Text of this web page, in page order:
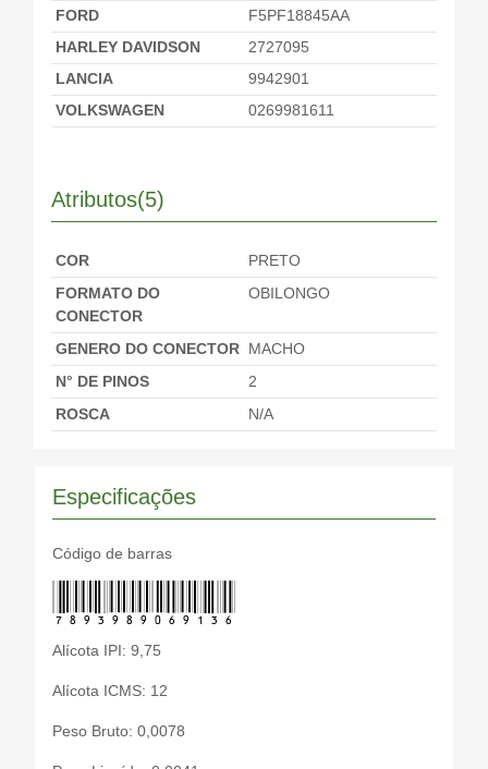
FORD
F5PF18845AA
HARLEY DAVIDSON
2727095
LANCIA
9942901
VOLKSWAGEN
0269981611
Atributos(5)
COR
PRETO
FORMATO DO
CONECTOR
OBILONGO
GENERO DO CONECTOR MACHO
N° DE PINOS
2
ROSCA
N/A
Especificações
Código de barras
7893989069136
Alícota IPI: 9,75
Alícota ICMS: 12
Peso Bruto: 0,0078